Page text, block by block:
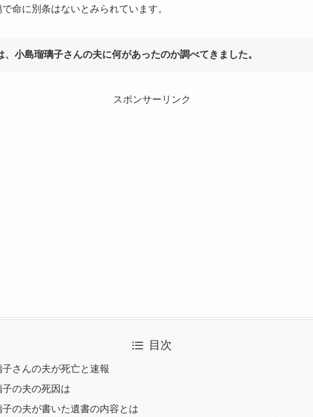
命に別条はないとみられています。
、小島瑠璃子さんの夫に何があったのか調べてきました。
スポンサーリンク
目次
さんの夫が死亡と速報
の夫の死因は
子の夫が書いた遺書の内容とは